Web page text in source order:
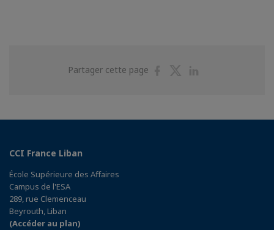
Partager cette page
PartagerPartager
CCI France Liban
École Supérieure des Affaires
Campus de l'ESA
289, rue Clemenceau
Beyrouth, Liban
(Accéder au plan)